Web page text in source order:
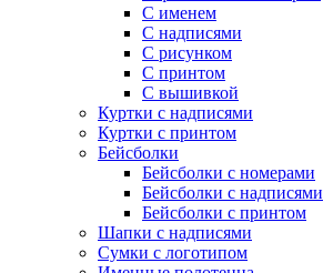
С именем
С надписями
С рисунком
С принтом
С вышивкой
Куртки с надписями
Куртки с принтом
Бейсболки
Бейсболки с номерами
Бейсболки с надписями
Бейсболки с принтом
Шапки с надписями
Сумки с логотипом